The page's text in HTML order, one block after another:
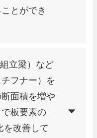
とができ
立梁）など
フナー）を
面積を増や
板要素の
を改善して